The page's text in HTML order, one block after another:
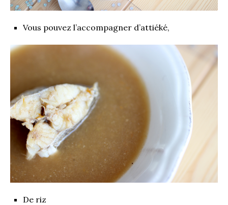
Vous pouvez l’accompagner d’attiéké,
De riz